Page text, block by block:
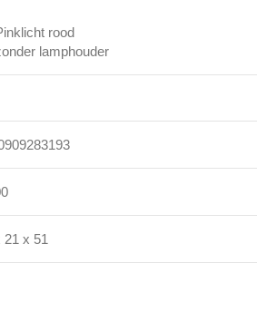
rood
lamphouder
21 x 51